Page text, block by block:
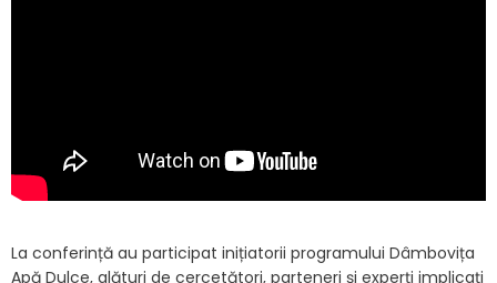
La conferință au participat inițiatorii programului Dâmbovița
Apă Dulce, alături de cercetători, parteneri și experți implicați